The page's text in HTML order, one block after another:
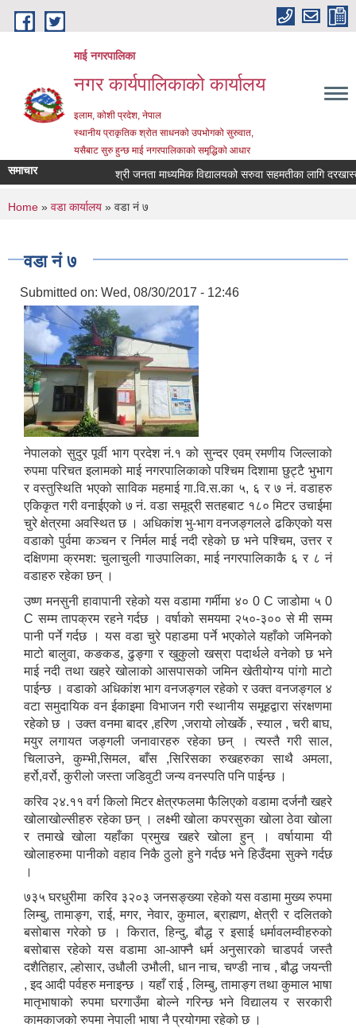
Skip to main content
माई नगरपालिका
नगर कार्यपालिकाको कार्यालय
इलाम, कोशी प्रदेश, नेपाल
स्थानीय प्राकृतिक श्रोत साधनको उपभोगको सुरुवात,
यसैबाट सुरु हुन्छ माई नगरपालिकाको समृद्धिको आधार
समाचार श्री जनता माध्यमिक विद्यालयको सरुवा सहमतीका लागि दरखास्त
You are here
Home » वडा कार्यालय » वडा नं ७
वडा नं ७
Submitted on: Wed, 08/30/2017 - 12:46
नेपालको सुदुर पूर्वी भाग प्रदेश नं.१ को सुन्दर एवम् रमणीय जिल्लाको
रुपमा परिचत इलामको माई नगरपालिकाको पश्चिम दिशामा छुट्टै भुभाग
र वस्तुस्थिति भएको साविक महमाई गा.वि.स.का ५, ६ र ७ नं. वडाहरु
एकिकृत गरी वनाईएको ७ नं. वडा समूद्री सतहबाट १८० मिटर उचाईमा
चुरे क्षेत्रमा अवस्थित छ । अधिकांश भु-भाग वनजङ्गलले ढकिएको यस
वडाको पुर्वमा कञ्चन र निर्मल माई नदी रहेको छ भने पश्चिम, उत्तर र
दक्षिणमा क्रमश: चुलाचुली गाउपालिका, माई नगरपालिकाकै ६ र ८ नं
वडाहरु रहेका छन् ।
उष्ण मनसुनी हावापानी रहेको यस वडामा गर्मीमा ४० 0 C जाडोमा ५ 0
C सम्म तापक्रम रहने गर्दछ । वर्षाको समयमा २५०-३०० से मी सम्म
पानी पर्ने गर्दछ । यस वडा चुरे पहाडमा पर्ने भएकोले यहाँको जमिनको
माटो बालुवा, कङकड, ढुङ्गा र खुकुलो खस्रा पदार्थले वनेको छ भने
माई नदी तथा खहरे खोलाको आसपासको जमिन खेतीयोग्य पांगो माटो
पाईन्छ । वडाको अधिकांश भाग वनजङ्गल रहेको र उक्त वनजङ्गल ४
वटा समुदायिक वन ईकाइमा विभाजन गरी स्थानीय समूहद्वारा संरक्षणमा
रहेको छ । उक्त वनमा बादर ,हरिण ,जरायो लोखर्के , स्याल , चरी बाघ,
मयुर लगायत जङ्गली जनावारहरु रहेका छन् । त्यस्तै गरी साल,
चिलाउने, कुम्भी,सिमल, बाँस ,सिरिसका रुखहरुका साथै अमला,
हर्रो,वर्रो, कुरीलो जस्ता जडिवुटी जन्य वनस्पति पनि पाईन्छ ।
करिव २४.११ वर्ग किलो मिटर क्षेत्रफलमा फैलिएको वडामा दर्जनौ खहरे
खोलाखोल्सीहरु रहेका छन् । लक्ष्मी खोला कपरसुका खोला ठेवा खोला
र तमाखे खोला यहाँका प्रमुख खहरे खोला हुन् । वर्षायामा यी
खोलाहरुमा पानीको वहाव निकै ठुलो हुने गर्दछ भने हिउँदमा सुक्ने गर्दछ
।
७३५ घरधुरीमा करिव ३२०३ जनसङ्ख्या रहेको यस वडामा मुख्य रुपमा
लिम्बु, तामाङ्ग, राई, मगर, नेवार, कुमाल, ब्राह्मण, क्षेत्री र दलितको
बसोबास गरेको छ । किरात, हिन्दु, बौद्ध र इसाई धर्मावलम्वीहरुको
बसोबास रहेको यस वडामा आ-आफ्नै धर्म अनुसारको चाडपर्व जस्तै
दशैतिहार, ल्होसार, उधौली उभौली, धान नाच, चण्डी नाच , बौद्ध जयन्ती
, इद आदी पर्वहरु मनाइन्छ । यहाँ राई , लिम्बु, तामाङ्ग तथा कुमाल भाषा
मातृभाषाको रुपमा घरगाउँमा बोल्ने गरिन्छ भने विद्यालय र सरकारी
कामकाजको रुपमा नेपाली भाषा नै प्रयोगमा रहेको छ ।